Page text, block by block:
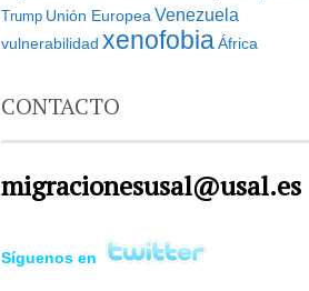
Trump Unión Europea Venezuela
vulnerabilidad xenofobiaÁfrica
CONTACTO
migracionesusal@usal.es
Síguenos en